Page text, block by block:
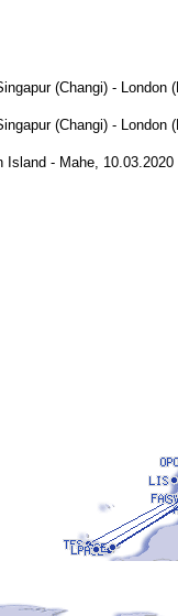
(Changi) - London
(Changi) - London
Island - Mahe, 10.03.2020